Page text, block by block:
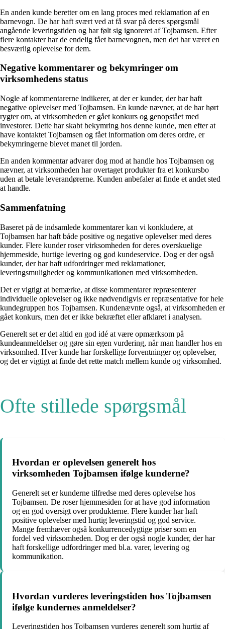
En anden kunde beretter om en lang proces med reklamation af en
barnevogn. De har haft svært ved at få svar på deres spørgsmål
angående leveringstiden og har følt sig ignoreret af Tojbamsen. Efter
flere kontakter har de endelig fået barnevognen, men det har været en
besværlig oplevelse for dem.
Negative kommentarer og bekymringer om
virksomhedens status
Nogle af kommentarerne indikerer, at der er kunder, der har haft
negative oplevelser med Tojbamsen. En kunde nævner, at de har hørt
rygter om, at virksomheden er gået konkurs og genopstået med
investorer. Dette har skabt bekymring hos denne kunde, men efter at
have kontaktet Tojbamsen og fået information om deres ordre, er
bekymringerne blevet manet til jorden.
En anden kommentar advarer dog mod at handle hos Tojbamsen og
nævner, at virksomheden har overtaget produkter fra et konkursbo
uden at betale leverandørerne. Kunden anbefaler at finde et andet sted
at handle.
Sammenfatning
Baseret på de indsamlede kommentarer kan vi konkludere, at
Tojbamsen har haft både positive og negative oplevelser med deres
kunder. Flere kunder roser virksomheden for deres overskuelige
hjemmeside, hurtige levering og god kundeservice. Dog er der også
kunder, der har haft udfordringer med reklamationer,
leveringsmuligheder og kommunikationen med virksomheden.
Det er vigtigt at bemærke, at disse kommentarer repræsenterer
individuelle oplevelser og ikke nødvendigvis er repræsentative for hele
kundegruppen hos Tojbamsen. Kundenævnte også, at virksomheden er
gået konkurs, men det er ikke bekræftet eller afklaret i analysen.
Generelt set er det altid en god idé at være opmærksom på
kundeanmeldelser og gøre sin egen vurdering, når man handler hos en
virksomhed. Hver kunde har forskellige forventninger og oplevelser,
og det er vigtigt at finde det rette match mellem kunde og virksomhed.
Ofte stillede spørgsmål
Hvordan er oplevelsen generelt hos
virksomheden Tojbamsen ifølge kunderne?
Generelt set er kunderne tilfredse med deres oplevelse hos
Tojbamsen. De roser hjemmesiden for at have god information
og en god oversigt over produkterne. Flere kunder har haft
positive oplevelser med hurtig leveringstid og god service.
Mange fremhæver også konkurrencedygtige priser som en
fordel ved virksomheden. Dog er der også nogle kunder, der har
haft forskellige udfordringer med bl.a. varer, levering og
kommunikation.
Hvordan vurderes leveringstiden hos Tojbamsen
ifølge kundernes anmeldelser?
Leveringstiden hos Tojbamsen vurderes generelt som hurtig af